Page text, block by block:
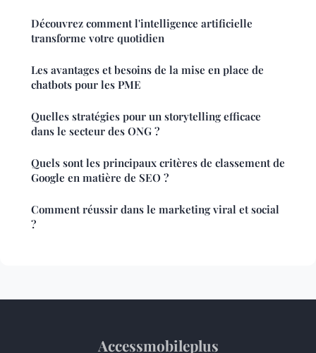
Découvrez comment l'intelligence artificielle
transforme votre quotidien
Les avantages et besoins de la mise en place de
chatbots pour les PME
Quelles stratégies pour un storytelling efficace
dans le secteur des ONG ?
Quels sont les principaux critères de classement de
Google en matière de SEO ?
Comment réussir dans le marketing viral et social
?
Accessmobileplus